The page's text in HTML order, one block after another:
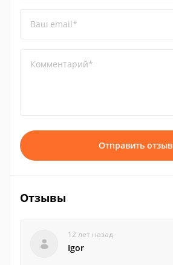
Ваш email*
Комментарий*
Отправить отзыв
Отзывы
12 лет назад
Igor